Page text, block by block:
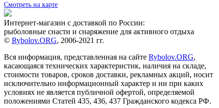
Смотреть на карте
Интернет-магазин с доставкой по России:
рыболовные снасти и снаряжение для активного отдыха
© Rybolov.ORG, 2006-2021 гг.
Вся информация, представленная на сайте Rybolov.ORG,
касающаяся технических характеристик, наличия на складе,
стоимости товаров, сроков доставки, рекламных акций, носит
исключительно информационный характер и ни при каких
условиях не является публичной офертой, определяемой
положениями Статей 435, 436, 437 Гражданского кодекса РФ.